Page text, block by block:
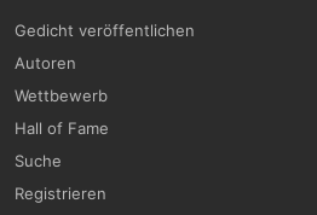
Gedicht veröffentlichen
Autoren
Wettbewerb
Hall of Fame
Suche
Registrieren